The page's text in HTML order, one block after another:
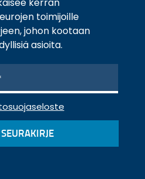
kerran
toimijoille
johon kootaan
asioita.